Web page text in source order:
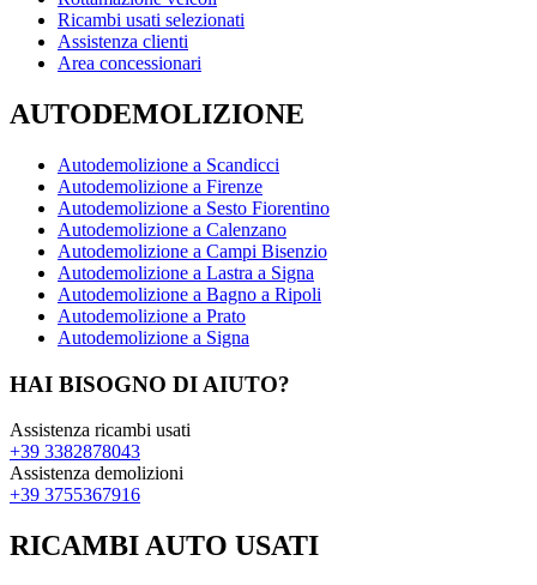
Ricambi usati selezionati
Assistenza clienti
Area concessionari
AUTODEMOLIZIONE
Autodemolizione a Scandicci
Autodemolizione a Firenze
Autodemolizione a Sesto Fiorentino
Autodemolizione a Calenzano
Autodemolizione a Campi Bisenzio
Autodemolizione a Lastra a Signa
Autodemolizione a Bagno a Ripoli
Autodemolizione a Prato
Autodemolizione a Signa
HAI BISOGNO DI AIUTO?
Assistenza ricambi usati
+39 3382878043
Assistenza demolizioni
+39 3755367916
RICAMBI AUTO USATI